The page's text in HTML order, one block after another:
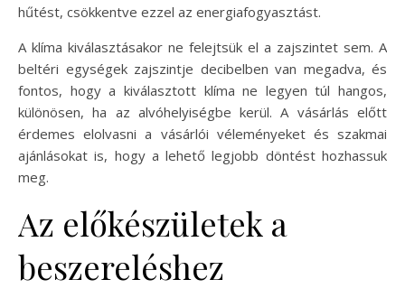
hűtést, csökkentve ezzel az energiafogyasztást.
A klíma kiválasztásakor ne felejtsük el a zajszintet sem. A
beltéri egységek zajszintje decibelben van megadva, és
fontos, hogy a kiválasztott klíma ne legyen túl hangos,
különösen, ha az alvóhelyiségbe kerül. A vásárlás előtt
érdemes elolvasni a vásárlói véleményeket és szakmai
ajánlásokat is, hogy a lehető legjobb döntést hozhassuk
meg.
Az előkészületek a
beszereléshez